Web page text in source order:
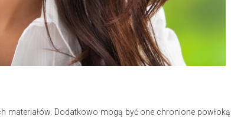
materiałów. Dodatkowo mogą być one chronione powłoką